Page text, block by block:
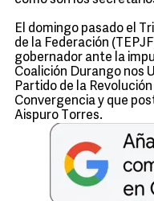
El domingo pasado el
de la Federación
gobernador ante la
Coalición Durango nos
Partido de la
Convergencia y que
Aispuro Torres.